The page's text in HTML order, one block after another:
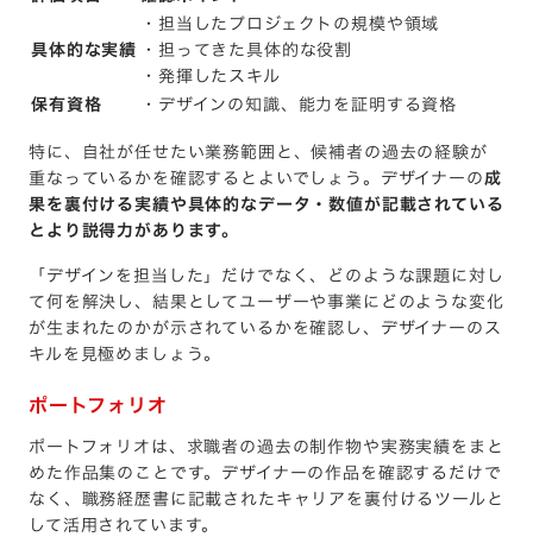
具体的な実績
・担当したプロジェクトの規模や領域
・担ってきた具体的な役割
・発揮したスキル
保有資格
・デザインの知識、能力を証明する資格
特に、自社が任せたい業務範囲と、候補者の過去の経験が
重なっているかを確認するとよいでしょう。デザイナーの成
果を裏付ける実績や具体的なデータ・数値が記載されている
とより説得力があります。
「デザインを担当した」だけでなく、どのような課題に対し
て何を解決し、結果としてユーザーや事業にどのような変化
が生まれたのかが示されているかを確認し、デザイナーのス
キルを見極めましょう。
ポートフォリオ
ポートフォリオは、求職者の過去の制作物や実務実績をまと
めた作品集のことです。デザイナーの作品を確認するだけで
なく、職務経歴書に記載されたキャリアを裏付けるツールと
して活用されています。